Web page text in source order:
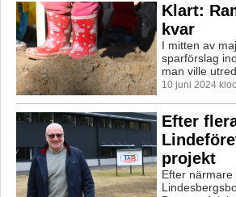
Klart:
kvar
I mitten av
sparförslag
man ville
10 juni 2024
Efter
projekt
Efter